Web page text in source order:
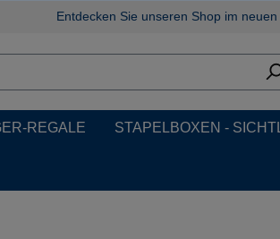
Entdecken Sie unseren Shop im neuen
REGALE STAPELBOXEN -